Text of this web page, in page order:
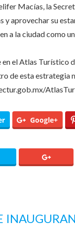
Macías, la
y aprovechar su
a la ciudad como
en el Atlas
de esta estrategia
Google+
INAUGURAN